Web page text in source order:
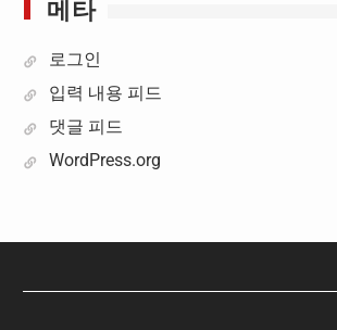
메타
로그인
입력 내용 피드
댓글 피드
WordPress.org